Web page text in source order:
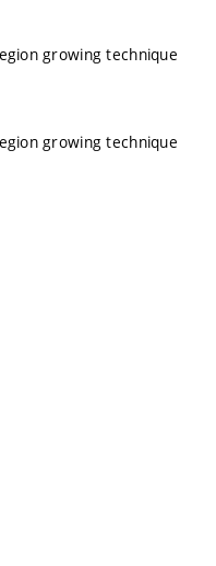
growing technique
growing technique